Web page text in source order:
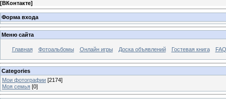
[ВКонтакте]
Форма входа
Меню сайта
Главная Фотоальбомы Онлайн игры Доска объявлений Гостевая книга
Categories
Мои фотографии [2174]
Моя семья [0]